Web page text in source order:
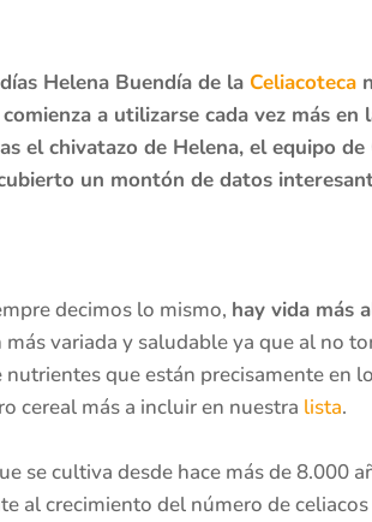
Helena Buendía de la Celiacoteca
a utilizarse cada vez más
el chivatazo de Helena, el equipo
un montón de datos
decimos lo mismo, hay vida más
más variada y saludable ya que al no
nutrientes que están precisamente en
cereal más a incluir en nuestra lista.
se cultiva desde hace más de 8.000
al crecimiento del número de